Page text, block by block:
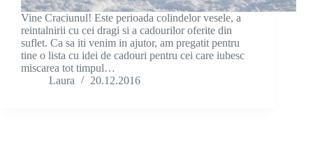
Vine Craciunul! Este perioada colindelor vesele, a
reintalnirii cu cei dragi si a cadourilor oferite din
suflet. Ca sa iti venim in ajutor, am pregatit pentru
tine o lista cu idei de cadouri pentru cei care iubesc
miscarea tot timpul…
Laura
20.12.2016